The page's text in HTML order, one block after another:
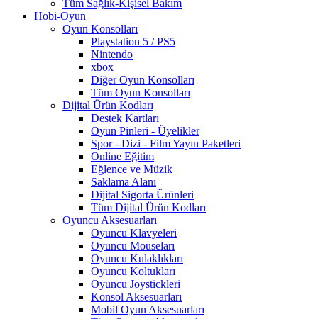
Tüm Sağlık-Kişisel Bakım
Hobi-Oyun
Oyun Konsolları
Playstation 5 / PS5
Nintendo
xbox
Diğer Oyun Konsolları
Tüm Oyun Konsolları
Dijital Ürün Kodları
Destek Kartları
Oyun Pinleri - Üyelikler
Spor - Dizi - Film Yayın Paketleri
Online Eğitim
Eğlence ve Müzik
Saklama Alanı
Dijital Sigorta Ürünleri
Tüm Dijital Ürün Kodları
Oyuncu Aksesuarları
Oyuncu Klavyeleri
Oyuncu Mouseları
Oyuncu Kulaklıkları
Oyuncu Koltukları
Oyuncu Joystickleri
Konsol Aksesuarları
Mobil Oyun Aksesuarları